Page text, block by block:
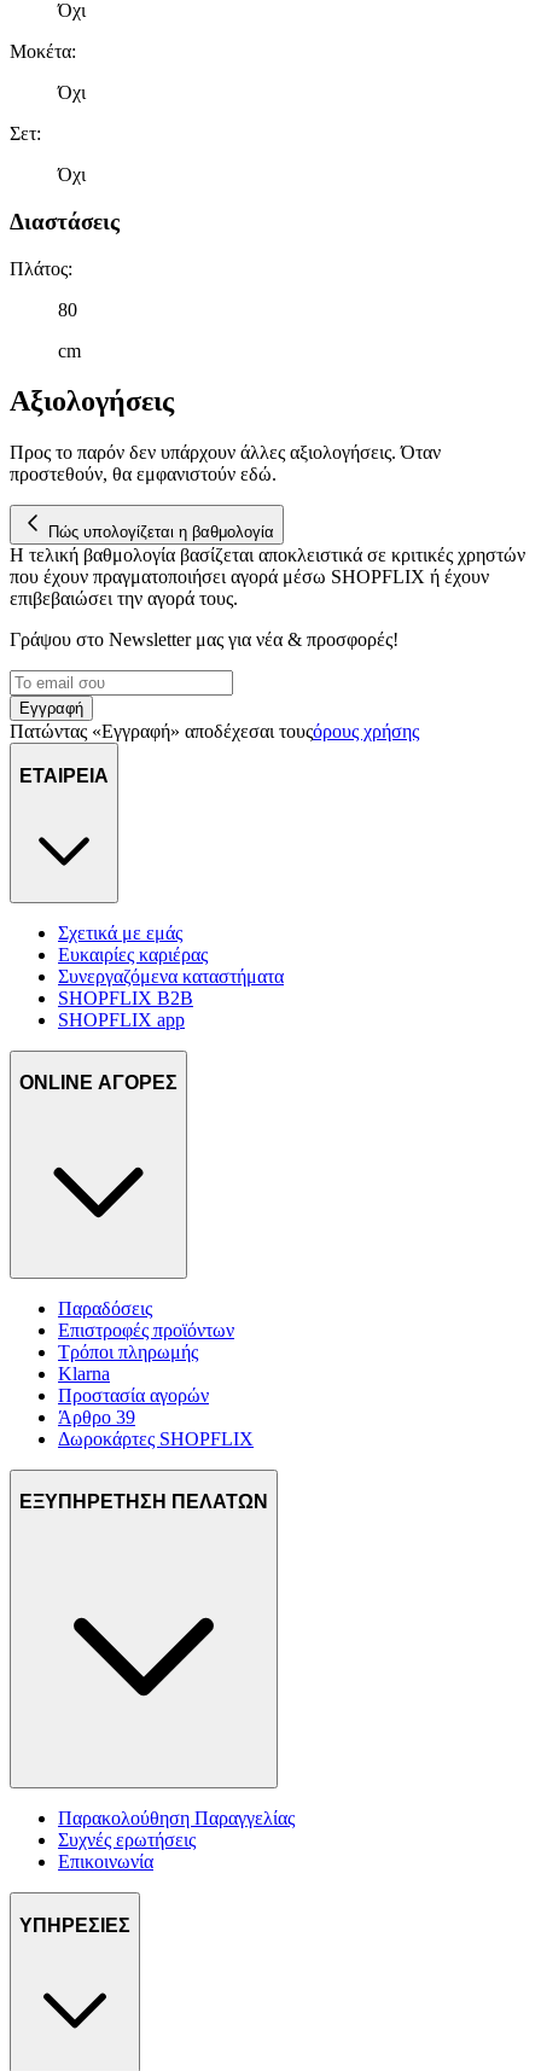
Όχι
Μοκέτα:
Όχι
Σετ:
Όχι
Διαστάσεις
Πλάτος:
80
cm
Αξιολογήσεις
Προς το παρόν δεν υπάρχουν άλλες αξιολογήσεις. Όταν
προστεθούν, θα εμφανιστούν εδώ.
Πώς υπολογίζεται η βαθμολογία
Η τελική βαθμολογία βασίζεται αποκλειστικά σε κριτικές χρηστών
που έχουν πραγματοποιήσει αγορά μέσω SHOPFLIX ή έχουν
επιβεβαιώσει την αγορά τους.
Γράψου στο Νewsletter μας για νέα & προσφορές!
Εγγραφή
Πατώντας «Εγγραφή» αποδέχεσαι τουςόρους χρήσης
ΕΤΑΙΡΕΙΑ
Σχετικά με εμάς
Ευκαιρίες καριέρας
Συνεργαζόμενα καταστήματα
SHOPFLIX B2B
SHOPFLIX app
ONLINE ΑΓΟΡΕΣ
Παραδόσεις
Επιστροφές προϊόντων
Τρόποι πληρωμής
Klarna
Προστασία αγορών
Άρθρο 39
Δωροκάρτες SHOPFLIX
ΕΞΥΠΗΡΕΤΗΣΗ ΠΕΛΑΤΩΝ
Παρακολούθηση Παραγγελίας
Συχνές ερωτήσεις
Επικοινωνία
ΥΠΗΡΕΣΙΕΣ